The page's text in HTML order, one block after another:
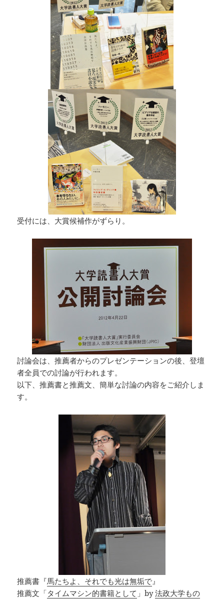
受付には、大賞候補作がずらり。
討論会は、推薦者からのプレゼンテーションの後、登壇
者全員での討論が行われます。
以下、推薦書と推薦文、簡単な討論の内容をご紹介しま
す。
推薦書『馬たちよ、それでも光は無垢で 』
推薦文「タイムマシン的書籍として 」by法政大学もの